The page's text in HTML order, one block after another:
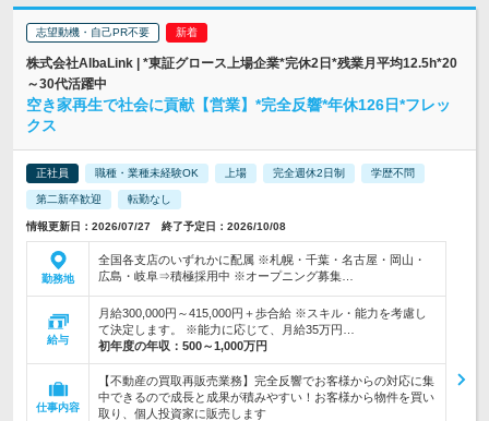
志望動機・自己PR不要
株式会社AlbaLink | *東証グロース上場企業*完休2日*残業月平均12.5h*20
～30代活躍中
空き家再生で社会に貢献【営業】*完全反響*年休126日*フレッ
クス
正社員 職種・業種未経験OK 上場 完全週休2日制 学歴不問
第二新卒歓迎 転勤なし
情報更新日：2026/07/27 終了予定日：2026/10/08
勤務地
全国各支店のいずれかに配属 ※札幌・千葉・名古屋・岡山・
広島・岐阜⇒積極採用中 ※オープニング募集…
給与
月給300,000円～415,000円＋歩合給 ※スキル・能力を考慮し
て決定します。 ※能力に応じて、月給35万円…
初年度の年収： 500～1,000万円
仕事内容
【不動産の買取再販売業務】完全反響でお客様からの対応に集
中できるので成長と成果が積みやすい！お客様から物件を買い
取り、個人投資家に販売します